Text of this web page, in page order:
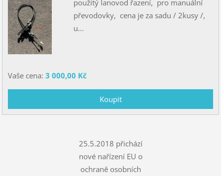
použitý lanovod řazení, pro manuální
převodovky, cena je za sadu / 2kusy /,
u...
Vaše cena: 3 000,00 Kč
25.5.2018 přichází
nové nařízení EU o
ochraně osobních